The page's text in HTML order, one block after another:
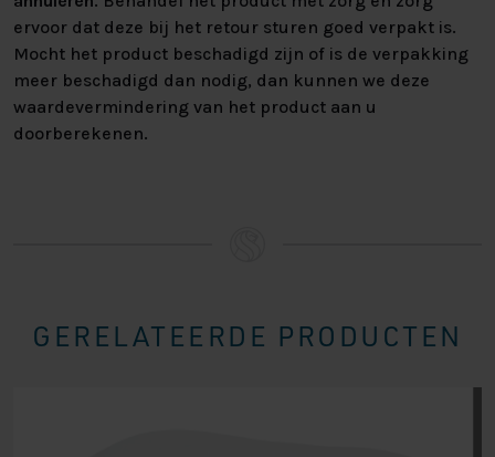
ervoor dat deze bij het retour sturen goed verpakt is.
Mocht het product beschadigd zijn of is de verpakking
meer beschadigd dan nodig, dan kunnen we deze
waardevermindering van het product aan u
doorberekenen.
GERELATEERDE PRODUCTEN